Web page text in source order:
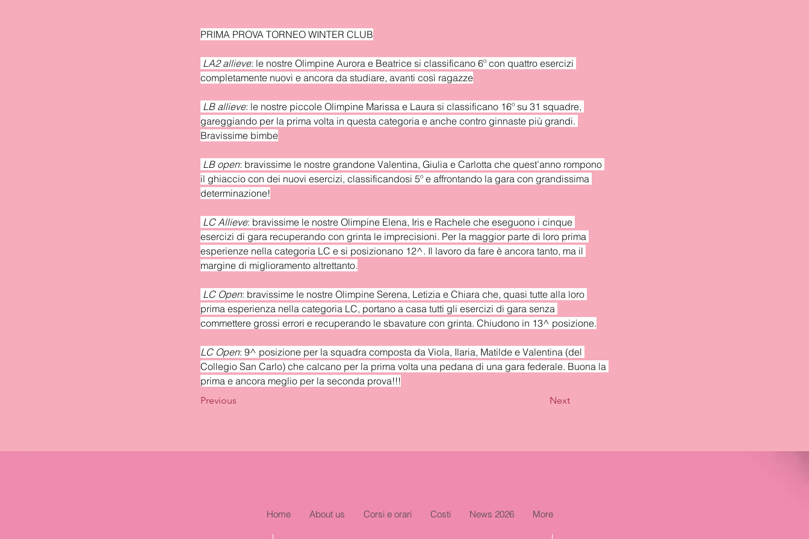
PRIMA PROVA TORNEO WINTER CLUB
LA2 allieve: le nostre Olimpine Aurora e Beatrice si classificano 6º con quattro esercizi
completamente nuovi e ancora da studiare, avanti così ragazze
LB allieve: le nostre piccole Olimpine Marissa e Laura si classificano 16º su 31 squadre,
gareggiando per la prima volta in questa categoria e anche contro ginnaste più grandi.
Bravissime bimbe
LB open: bravissime le nostre grandone Valentina, Giulia e Carlotta che quest’anno rompono
il ghiaccio con dei nuovi esercizi, classificandosi 5º e affrontando la gara con grandissima
determinazione!
LC Allieve: bravissime le nostre Olimpine Elena, Iris e Rachele che eseguono i cinque
esercizi di gara recuperando con grinta le imprecisioni. Per la maggior parte di loro prima
esperienze nella categoria LC e si posizionano 12^. Il lavoro da fare è ancora tanto, ma il
margine di miglioramento altrettanto.
LC Open: bravissime le nostre Olimpine Serena, Letizia e Chiara che, quasi tutte alla loro
prima esperienza nella categoria LC, portano a casa tutti gli esercizi di gara senza
commettere grossi errori e recuperando le sbavature con grinta. Chiudono in 13^ posizione.
LC Open: 9^ posizione per la squadra composta da Viola, Ilaria, Matilde e Valentina (del
Collegio San Carlo) che calcano per la prima volta una pedana di una gara federale. Buona la
prima e ancora meglio per la seconda prova!!!
Previous Next
Home About us Corsi e orari Costi News 2026 More